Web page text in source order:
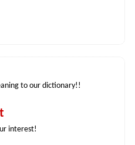
to our dictionary!!
interest!